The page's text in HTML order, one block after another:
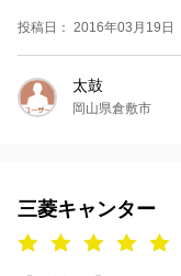
投稿日： 2016年03月19日
太鼓
岡山県倉敷市
三菱キャンター